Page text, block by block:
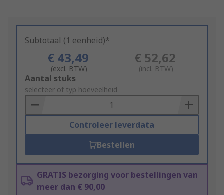
Subtotaal (1 eenheid)*
€ 43,49
(excl. BTW)
€ 52,62
(incl. BTW)
Add
to
Basket
Aantal stuks
selecteer of typ hoeveelheid
Controleer leverdata
Bestellen
GRATIS bezorging voor bestellingen van
meer dan € 90,00